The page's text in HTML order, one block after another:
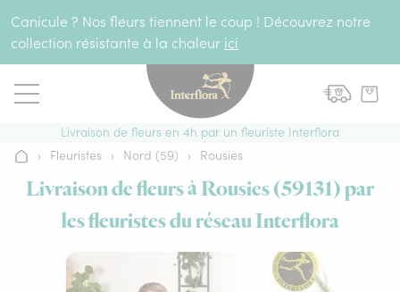
Canicule ? Nos fleurs tiennent le coup ! Découvrez notre
collection résistante à la chaleur ici
Livraison de fleurs en 4h par un fleuriste Interflora
Accueil
› Fleuristes › Nord (59) › Rousies
Livraison de fleurs à Rousies (59131) par
les fleuristes du réseau Interflora